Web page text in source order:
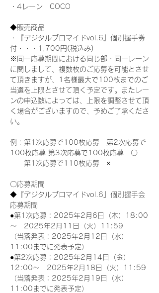
・4レーン　COCO
◆販売商品
・『デジタルブロマイドvol.6』個別握手券
付・・・1,700円(税込み)
※同一応募期間における同じ部・同一レーン
に関しまして、複数枚のご応募を可能とさせ
て頂きますが、1名様最大で100枚までのご
当選を上限とさせて頂く予定です。またレー
ンの申込数によっては、上限を調整させて頂
く場合がございますので、予めご了承くださ
い。
例：第1次応募で100枚応募　第2次応募で
100枚応募 第3次応募で100枚応募　〇
第1次応募で110枚応募　×
〇応募期間
◆『デジタルブロマイドvol.6』個別握手会
応募期間
●第1次応募：2025年2月6日（木）18:00
～　2025年2月11日（火）11:59
（当落発表：2025年2月12日（水）
11:00までに発表予定）
●第2次応募：2025年2月14日（金）
12:00～　2025年2月18日（火）11:59
（当落発表：2025年2月19日（水）
11:00までに発表予定）